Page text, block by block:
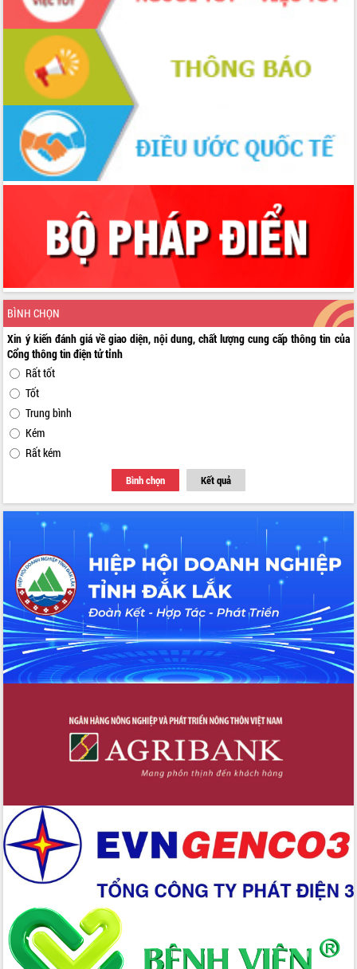
BÌNH CHỌN
Xin ý kiến đánh giá về giao diện, nội dung, chất lượng cung cấp thông tin của
Cổng thông tin điện tử tỉnh
Rất tốt
Tốt
Trung bình
Kém
Rất kém
Bình chọn Kết quả